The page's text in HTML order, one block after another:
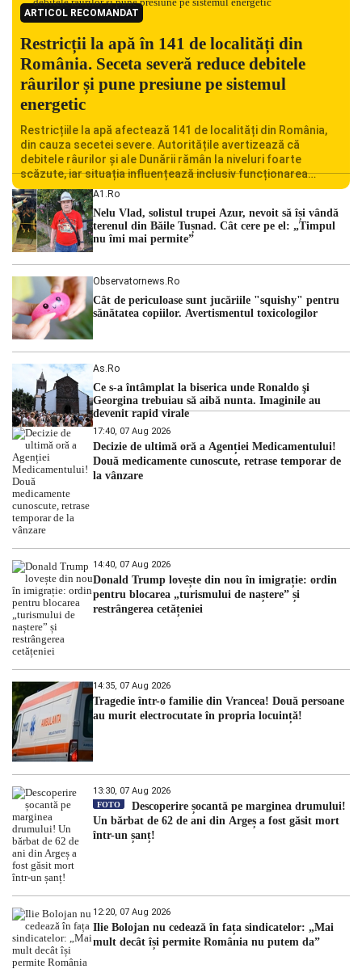
ARTICOL RECOMANDAT
Restricții la apă în 141 de localități din
România. Seceta severă reduce debitele
râurilor și pune presiune pe sistemul
energetic
Restricțiile la apă afectează 141 de localități din România,
din cauza secetei severe. Autoritățile avertizează că
debitele râurilor și ale Dunării rămân la niveluri foarte
scăzute, iar situația influențează inclusiv funcționarea
Centralei Nucleare de la Cernavodă. România se confruntă
cu una dintre cele mai dificile perioade din punct de vedere
hidrologic din ultimii ani. Lipsa […]
A1.ro
Nelu Vlad, solistul trupei Azur, nevoit să își vândă
terenul din Băile Tușnad. Cât cere pe el: „Timpul
nu îmi mai permite”
Observatornews.ro
Cât de periculoase sunt jucăriile "squishy" pentru
sănătatea copiilor. Avertismentul toxicologilor
As.ro
Ce s-a întâmplat la biserica unde Ronaldo şi
Georgina trebuiau să aibă nunta. Imaginile au
devenit rapid virale
17:40, 07 Aug 2026
Decizie de ultimă oră a Agenției Medicamentului!
Două medicamente cunoscute, retrase temporar de
la vânzare
14:40, 07 Aug 2026
Donald Trump lovește din nou în imigrație: ordin
pentru blocarea „turismului de naștere” și
restrângerea cetățeniei
14:35, 07 Aug 2026
Tragedie într-o familie din Vrancea! Două persoane
au murit electrocutate în propria locuință!
13:30, 07 Aug 2026
FOTO
Descoperire șocantă pe marginea drumului!
Un bărbat de 62 de ani din Argeș a fost găsit mort
într-un șanț!
12:20, 07 Aug 2026
Ilie Bolojan nu cedează în fața sindicatelor: „Mai
mult decât își permite România nu putem da”